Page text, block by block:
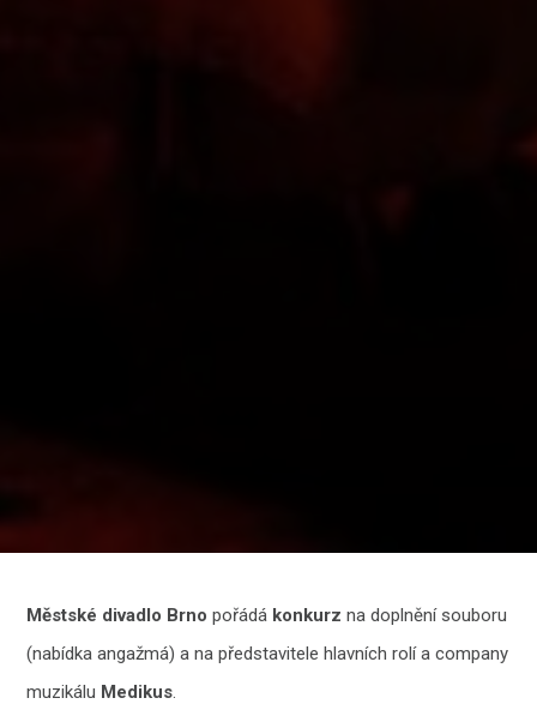
Městské divadlo Brnopořádá konkurz na doplnění souboru
(nabídka angažmá) a na představitele hlavních rolí a company
muzikálu Medikus.